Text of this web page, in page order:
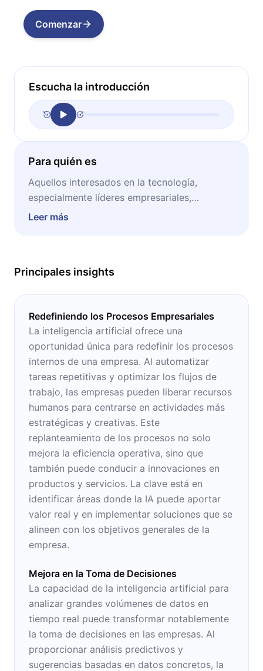
Comenzar
Escucha la introducción
Para quién es
Aquellos interesados en la tecnología,
especialmente líderes empresariales,
profesionales TI, consultores y asesores de
Leer más
Principales insights
Redefiniendo los Procesos Empresariales
La inteligencia artificial ofrece una
oportunidad única para redefinir los procesos
internos de una empresa. Al automatizar
tareas repetitivas y optimizar los flujos de
trabajo, las empresas pueden liberar recursos
humanos para centrarse en actividades más
estratégicas y creativas. Este
replanteamiento de los procesos no solo
mejora la eficiencia operativa, sino que
también puede conducir a innovaciones en
productos y servicios. La clave está en
identificar áreas donde la IA puede aportar
valor real y en implementar soluciones que se
alineen con los objetivos generales de la
empresa.
Mejora en la Toma de Decisiones
La capacidad de la inteligencia artificial para
analizar grandes volúmenes de datos en
tiempo real puede transformar notablemente
la toma de decisiones en las empresas. Al
proporcionar análisis predictivos y
sugerencias basadas en datos concretos, la